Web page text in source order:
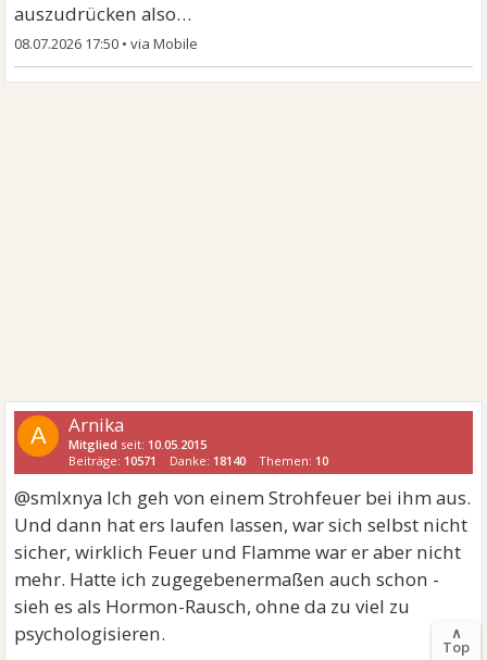
auszudrücken also…
08.07.2026 17:50 •
A Arnika
Mitglied seit: 10.05.2015
Beiträge: 10571 Danke: 18140 Themen: 10
@smlxnya Ich geh von einem Strohfeuer bei ihm aus.
Und dann hat ers laufen lassen, war sich selbst nicht
sicher, wirklich Feuer und Flamme war er aber nicht
mehr. Hatte ich zugegebenermaßen auch schon -
sieh es als Hormon-Rausch, ohne da zu viel zu
psychologisieren.
∧
Top